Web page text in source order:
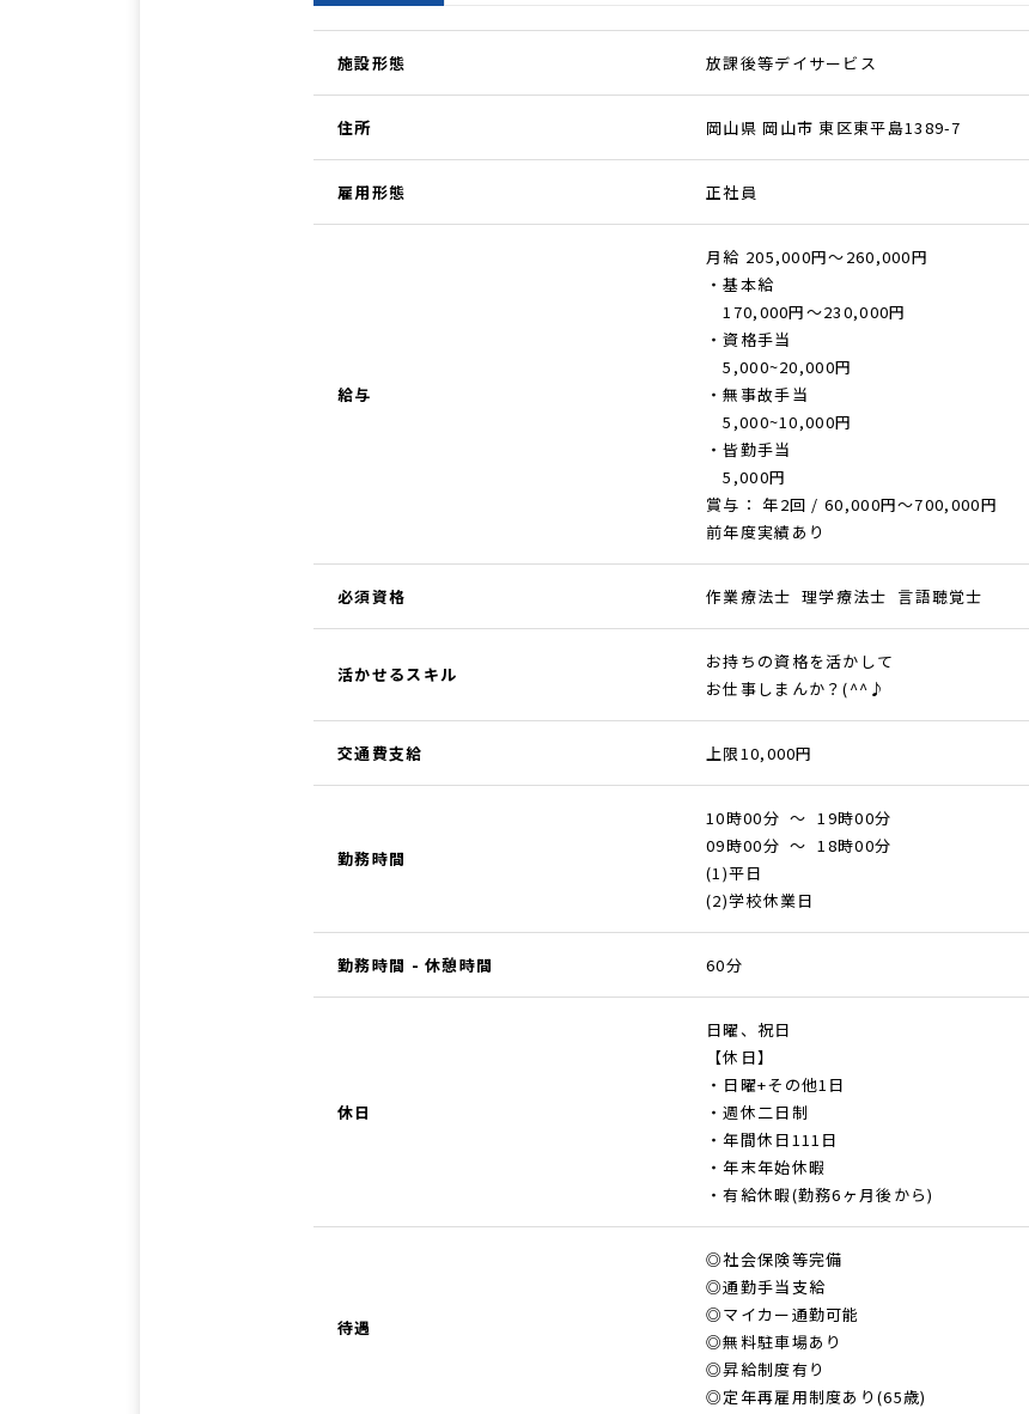
施設形態 放課後等デイサービス
住所 岡山県 岡山市 東区東平島1389-7
雇用形態 正社員
給与
月給 205,000円～260,000円
・基本給
170,000円～230,000円
・資格手当
5,000~20,000円
・無事故手当
5,000~10,000円
・皆勤手当
5,000円
賞与： 年2回 / 60,000円〜700,000円
前年度実績あり
必須資格 作業療法士 理学療法士 言語聴覚士
活かせるスキル
お持ちの資格を活かして
お仕事しまんか？(^^♪
交通費支給 上限10,000円
勤務時間
10時00分 ～ 19時00分
09時00分 ～ 18時00分
(1)平日
(2)学校休業日
勤務時間 - 休憩時間 60分
休日
日曜、祝日
【休日】
・日曜+その他1日
・週休二日制
・年間休日111日
・年末年始休暇
・有給休暇(勤務6ヶ月後から)
待遇
◎社会保険等完備
◎通勤手当支給
◎マイカー通勤可能
◎無料駐車場あり
◎昇給制度有り
◎定年再雇用制度あり(65歳)